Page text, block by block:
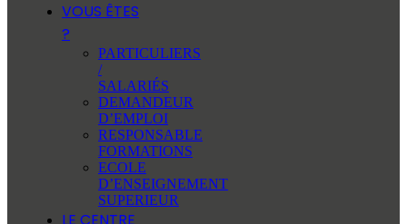
VOUS ÊTES
?
PARTICULIERS
/
SALARIÉS
DEMANDEUR
D’EMPLOI
RESPONSABLE
FORMATIONS
ECOLE
D’ENSEIGNEMENT
SUPERIEUR